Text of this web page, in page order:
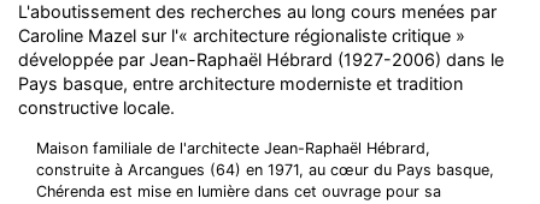
L'aboutissement des recherches au long cours menées par
Caroline Mazel sur l'« architecture régionaliste critique »
développée par Jean-Raphaël Hébrard (1927-2006) dans le
Pays basque, entre architecture moderniste et tradition
constructive locale.
Maison familiale de l'architecte Jean-Raphaël Hébrard,
construite à Arcangues (64) en 1971, au cœur du Pays basque,
Chérenda est mise en lumière dans cet ouvrage pour sa